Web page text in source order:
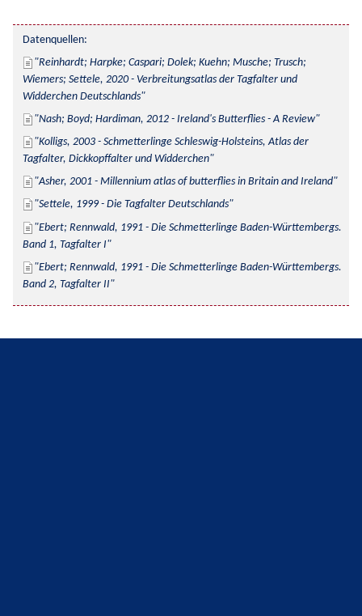
Datenquellen:
Reinhardt; Harpke; Caspari; Dolek; Kuehn; Musche; Trusch;
Wiemers; Settele, 2020 - Verbreitungsatlas der Tagfalter und
Widderchen Deutschlands
Nash; Boyd; Hardiman, 2012 - Ireland's Butterflies - A Review
Kolligs, 2003 - Schmetterlinge Schleswig-Holsteins, Atlas der
Tagfalter, Dickkopffalter und Widderchen
Asher, 2001 - Millennium atlas of butterflies in Britain and Ireland
Settele, 1999 - Die Tagfalter Deutschlands
Ebert; Rennwald, 1991 - Die Schmetterlinge Baden-Württembergs.
Band 1, Tagfalter I
Ebert; Rennwald, 1991 - Die Schmetterlinge Baden-Württembergs.
Band 2, Tagfalter II